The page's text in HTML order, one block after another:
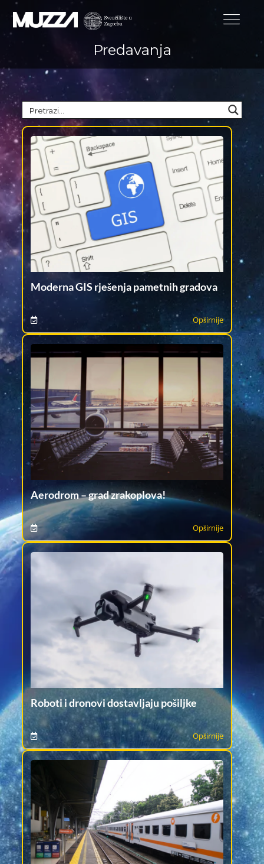
Predavanja
Moderna GIS rješenja pametnih gradova
Opširnije
Aerodrom – grad zrakoplova!
Opširnije
Roboti i dronovi dostavljaju pošiljke
Opširnije